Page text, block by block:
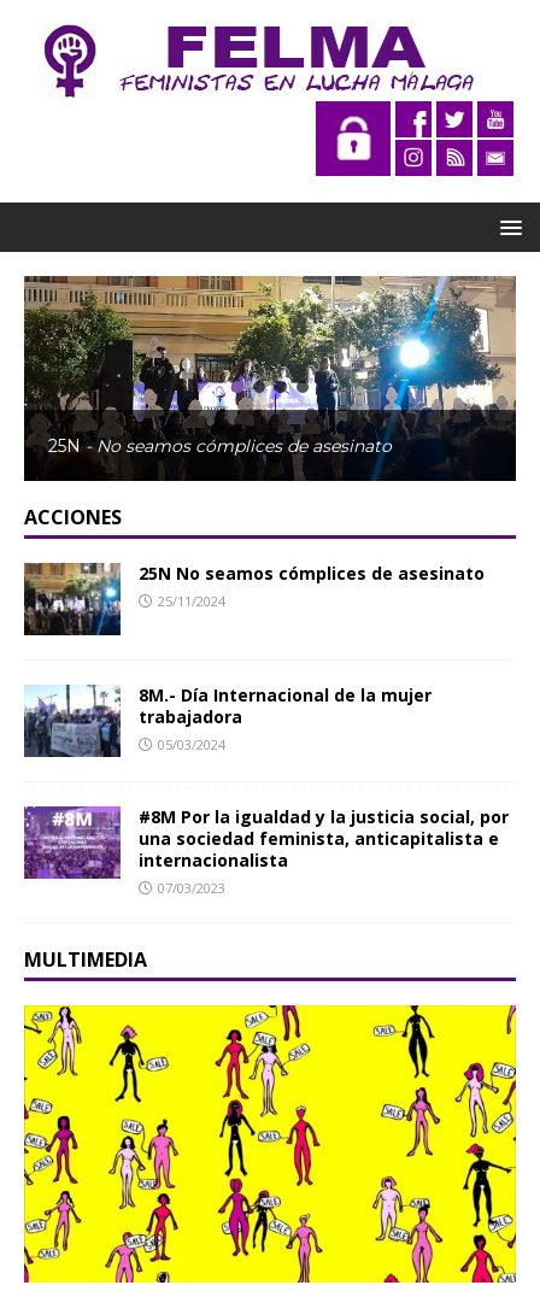
25N- No seamos cómplices de asesinato
ACCIONES
25N No seamos cómplices de asesinato
25/11/2024
8M.- Día Internacional de la mujer
trabajadora
05/03/2024
#8M Por la igualdad y la justicia social, por
una sociedad feminista, anticapitalista e
internacionalista
07/03/2023
MULTIMEDIA